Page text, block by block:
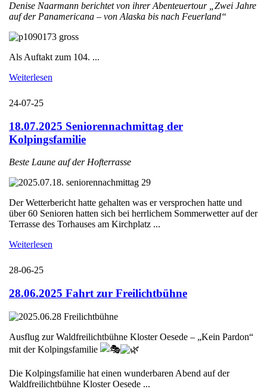
Denise Naarmann berichtet von ihrer Abenteuertour „Zwei Jahre
auf der Panamericana – von Alaska bis nach Feuerland“
Als Auftakt zum 104. ...
Weiterlesen
24-07-25
18.07.2025 Seniorennachmittag der
Kolpingsfamilie
Beste Laune auf der Hofterrasse
Der Wetterbericht hatte gehalten was er versprochen hatte und
über 60 Senioren hatten sich bei herrlichem Sommerwetter auf der
Terrasse des Torhauses am Kirchplatz ...
Weiterlesen
28-06-25
28.06.2025 Fahrt zur Freilichtbühne
Ausflug zur Waldfreilichtbühne Kloster Oesede – „Kein Pardon“
mit der Kolpingsfamilie
Die Kolpingsfamilie hat einen wunderbaren Abend auf der
Waldfreilichtbühne Kloster Oesede ...